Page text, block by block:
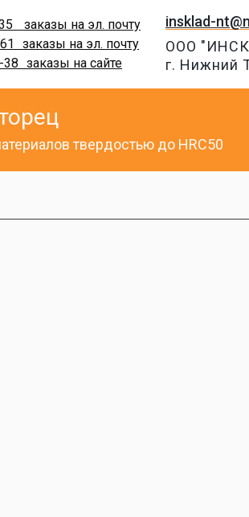
insklad-
заказы на эл. почту
заказы на эл. почту
38 заказы на сайте
ООО
г. Нижний
твердостью до HRC50